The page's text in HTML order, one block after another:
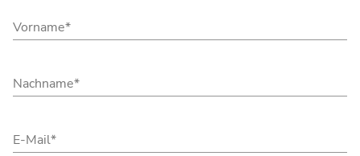
Vorname
Nachname
E-Mail